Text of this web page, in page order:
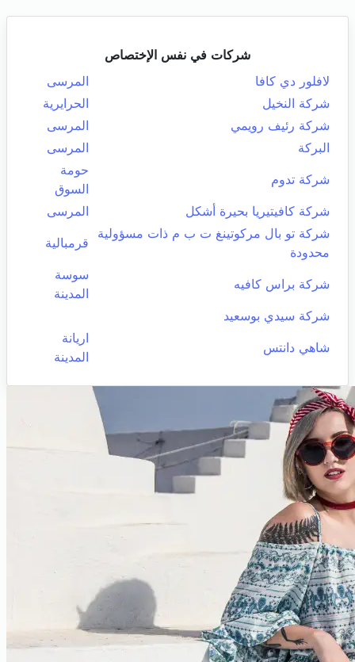
شركات في نفس الإختصاص
لافلور دي كافا
المرسى
شركة النخيل
الحرايرية
شركة رئيف رويمي
المرسى
البركة
المرسى
شركة تدوم
حومة
السوق
شركة كافيتيريا بحيرة أشكل
المرسى
شركة تو بال مركوتينغ ت ب م ذات مسؤولية
محدودة
قرمبالية
شركة براس كافيه
سوسة
المدينة
شركة سيدي بوسعيد
شاهي دانتس
اريانة
المدينة